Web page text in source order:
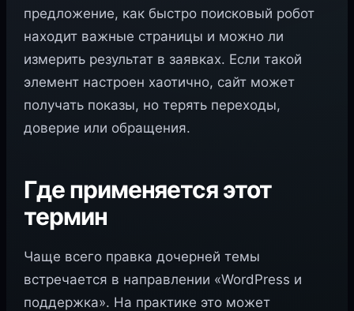
предложение, как быстро поисковый робот
находит важные страницы и можно ли
измерить результат в заявках. Если такой
элемент настроен хаотично, сайт может
получать показы, но терять переходы,
доверие или обращения.
Где применяется этот
термин
Чаще всего правка дочерней темы
встречается в направлении «WordPress и
поддержка». На практике это может